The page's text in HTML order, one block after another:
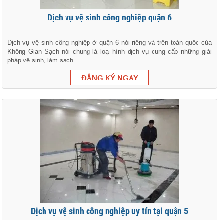
Dịch vụ vệ sinh công nghiệp quận 6
Dịch vụ vệ sinh công nghiệp ở quận 6 nói riêng và trên toàn quốc của
Không Gian Sạch nói chung là loại hình dịch vụ cung cấp những giải
pháp vệ sinh, làm sạch...
Dịch vụ vệ sinh công nghiệp uy tín tại quận 5